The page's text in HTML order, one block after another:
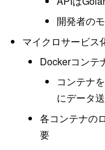
開発者の
マイクロサービス
Dockerコンテ
コンテナ
にデータ
各コンテナの
要